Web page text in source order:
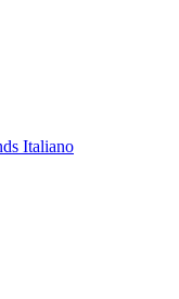
Italiano